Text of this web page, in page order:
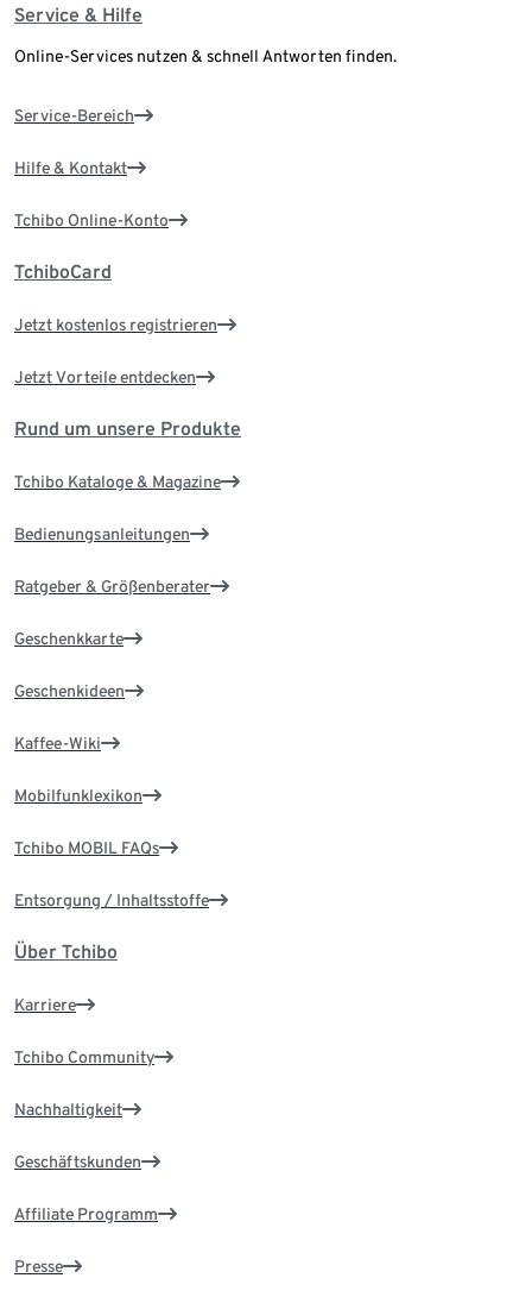
Service & Hilfe
Online-Services nutzen & schnell Antworten finden.
Service-Bereich
Hilfe & Kontakt
Tchibo Online-Konto
TchiboCard
Jetzt kostenlos registrieren
Jetzt Vorteile entdecken
Rund um unsere Produkte
Tchibo Kataloge & Magazine
Bedienungsanleitungen
Ratgeber & Größenberater
Geschenkkarte
Geschenkideen
Kaffee-Wiki
Mobilfunklexikon
Tchibo MOBIL FAQs
Entsorgung / Inhaltsstoffe
Über Tchibo
Karriere
Tchibo Community
Nachhaltigkeit
Geschäftskunden
Affiliate Programm
Presse